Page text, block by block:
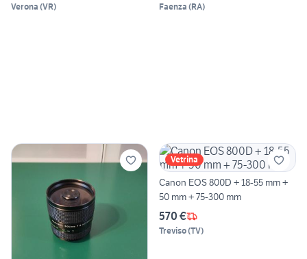
Verona (VR) Faenza (RA)
Vetrina
Canon EOS 800D + 18-55 mm +
50 mm + 75-300 mm
570 €
Treviso(TV)